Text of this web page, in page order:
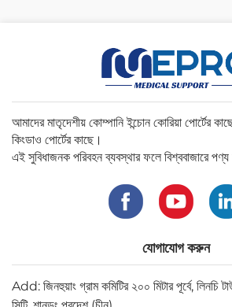
আমাদের মাতৃদেশীয় কোম্পানি ইন্চোন কোরিয়া পোর্টের
কিংডাও পোর্টের কাছে।
এই সুবিধাজনক পরিবহন ব্যবস্থার ফলে বিশ্ববাজারে
যোগাযোগ করুন
Add: জিনহুয়াং গ্রাম কমিটির ২০০ মিটার পূর্বে, লিনচি